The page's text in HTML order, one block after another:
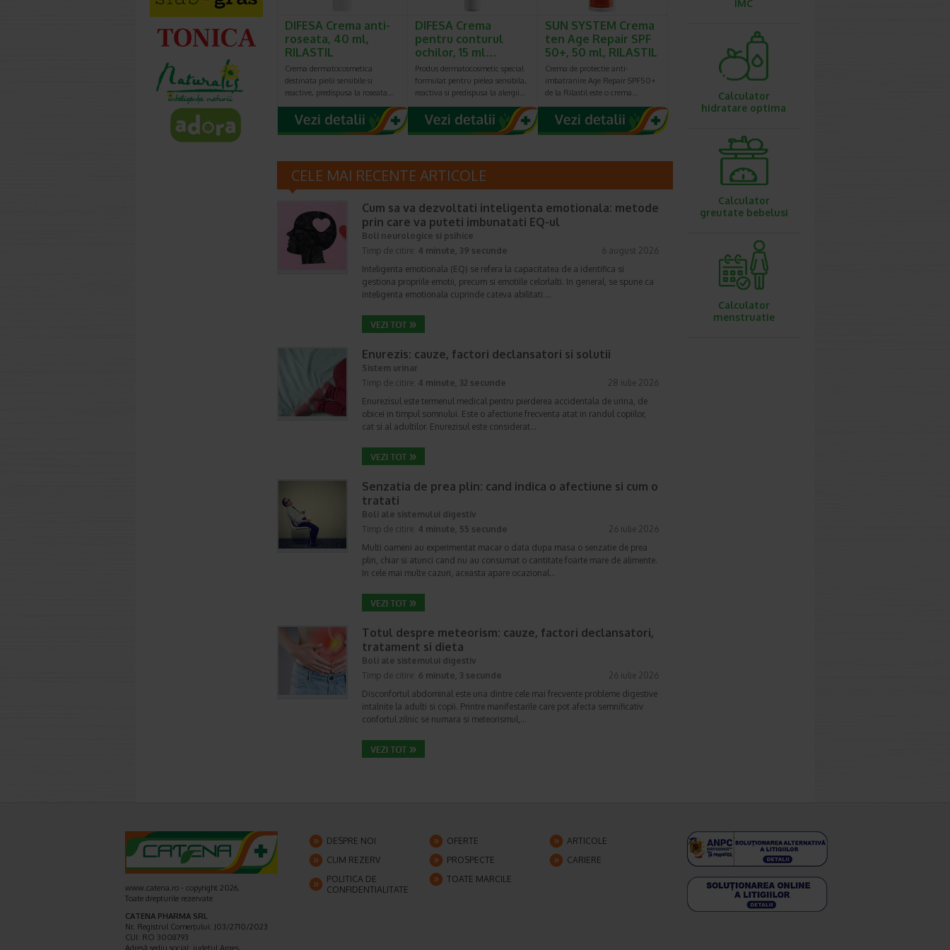
DIFESA Crema anti-
roseata, 40 ml,
RILASTIL
Crema dermatocosmetica
destinata pielii sensibile si
reactive, predispusa la roseata…
DIFESA Crema
pentru conturul
ochilor, 15 ml…
Produs dermatocosmetic special
formulat pentru pielea sensibila,
reactiva si predispusa la alergii…
SUN SYSTEM Crema
ten Age Repair SPF
50+, 50 ml, RILASTIL
Crema de protectie anti-
imbatranire Age Repair SPF50+
de la Rilastil este o crema…
CELE MAI RECENTE ARTICOLE
Cum sa va dezvoltati inteligenta emotionala: metode
prin care va puteti imbunatati EQ-ul
Boli neurologice si psihice
Timp de citire: 4 minute, 39 secunde
6 august 2026
Inteligenta emotionala (EQ) se refera la capacitatea de a identifica si
gestiona propriile emotii, precum si emotiile celorlalti. In general, se spune ca
inteligenta emotionala cuprinde cateva abilitati:…
Enurezis: cauze, factori declansatori si solutii
Sistem urinar
Timp de citire: 4 minute, 32 secunde
28 iulie 2026
Enurezisul este termenul medical pentru pierderea accidentala de urina, de
obicei in timpul somnului. Este o afectiune frecventa atat in randul copiilor,
cat si al adultilor. Enurezisul este considerat…
Senzatia de prea plin: cand indica o afectiune si cum o
tratati
Boli ale sistemului digestiv
Timp de citire: 4 minute, 55 secunde
26 iulie 2026
Multi oameni au experimentat macar o data dupa masa o senzatie de prea
plin, chiar si atunci cand nu au consumat o cantitate foarte mare de alimente.
In cele mai multe cazuri, aceasta apare ocazional…
Totul despre meteorism: cauze, factori declansatori,
tratament si dieta
Boli ale sistemului digestiv
Timp de citire: 6 minute, 3 secunde
26 iulie 2026
Disconfortul abdominal este una dintre cele mai frecvente probleme digestive
intalnite la adulti si copii. Printre manifestarile care pot afecta semnificativ
confortul zilnic se numara si meteorismul,…
IMC
Calculator
hidratare optima
Calculator
greutate bebelusi
Calculator
menstruatie
www.catena.ro - copyright 2026,
Toate drepturile rezervate
CATENA PHARMA SRL
Nr. Registrul Comerţului: J03/2710/2023
CUI: RO 3008793
Adresă sediu social: judetul Argeş,
DESPRE NOI OFERTE
ARTICOLE
CUM REZERV
PROSPECTE
CARIERE
POLITICA DE
CONFIDENTIALITATE
TOATE MARCILE